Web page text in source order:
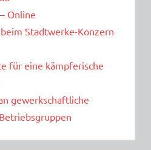
Online
Stadtwerke-Konzern
für eine kämpferische
gewerkschaftliche